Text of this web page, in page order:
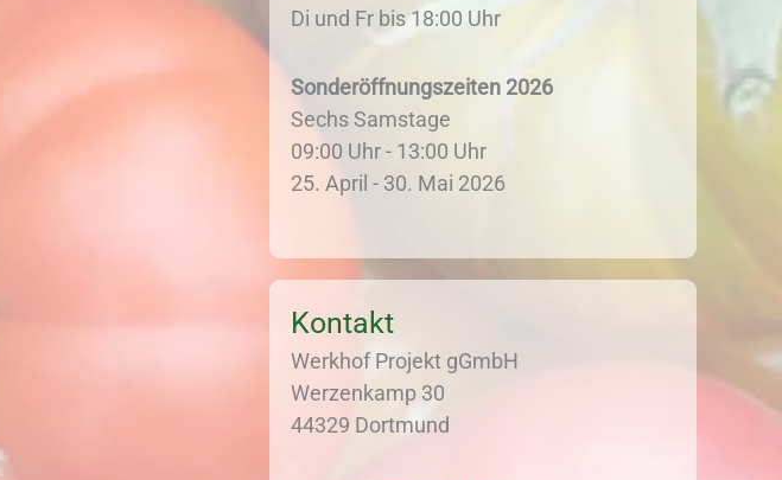
Di und Fr bis 18:00 Uhr
Sonderöffnungszeiten 2026
Sechs Samstage
09:00 Uhr - 13:00 Uhr
25. April - 30. Mai 2026
Kontakt
Werkhof Projekt gGmbH
Werzenkamp 30
44329 Dortmund